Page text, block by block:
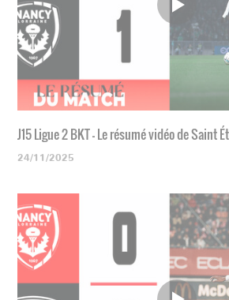
J15 Ligue 2 BKT - Le résumé vidéo de Saint
24/11/2025